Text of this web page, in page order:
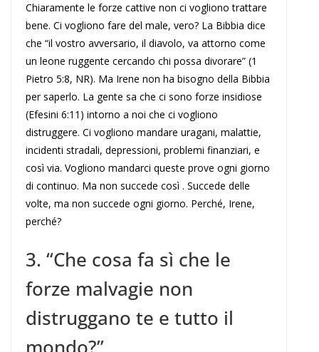
Chiaramente le forze cattive non ci vogliono trattare
bene. Ci vogliono fare del male, vero? La Bibbia dice
che “il vostro avversario, il diavolo, va attorno come
un leone ruggente cercando chi possa divorare” (1
Pietro 5:8, NR). Ma Irene non ha bisogno della Bibbia
per saperlo. La gente sa che ci sono forze insidiose
(Efesini 6:11) intorno a noi che ci vogliono
distruggere. Ci vogliono mandare uragani, malattie,
incidenti stradali, depressioni, problemi finanziari, e
così via. Vogliono mandarci queste prove ogni giorno
di continuo. Ma non succede così . Succede delle
volte, ma non succede ogni giorno. Perché, Irene,
perché?
3. “Che cosa fa sì che le
forze malvagie non
distruggano te e tutto il
mondo?”